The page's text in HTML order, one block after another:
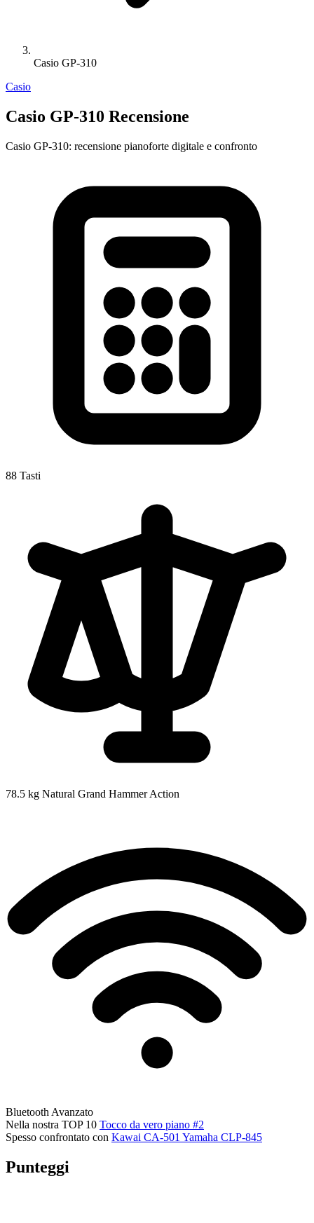
Casio GP-310
Casio
Casio GP-310 Recensione
Casio GP-310: recensione pianoforte digitale e confronto
88 Tasti
78.5 kg Natural Grand Hammer Action
Bluetooth Avanzato
Nella nostra TOP 10 Tocco da vero piano #2
Spesso confrontato con Kawai CA-501 Yamaha CLP-845
Punteggi